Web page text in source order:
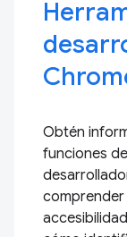
Obtén
funciones
comprender